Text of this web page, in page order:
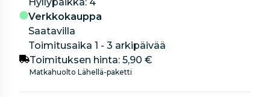
Verkkokauppa
Saatavilla
Toimitusaika 1 - 3 arkipäivää
Toimituksen hinta: 5,90 €
Matkahuolto Lähellä-paketti